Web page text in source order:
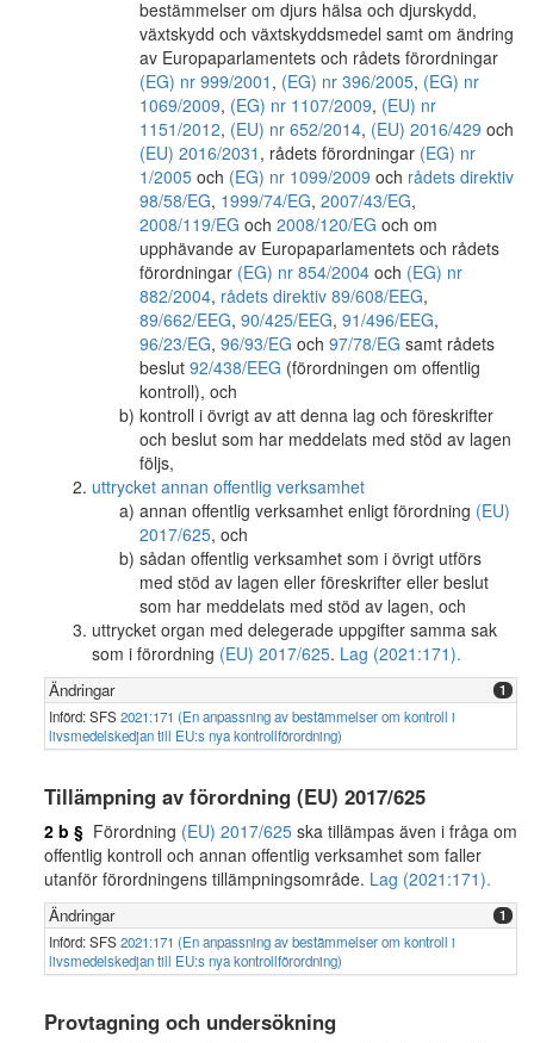
bestämmelser om djurs hälsa och djurskydd,
växtskydd och växtskyddsmedel samt om ändring
av Europaparlamentets och rådets förordningar
(EG) nr 999/2001 , (EG) nr 396/2005, (EG) nr
1069/2009, (EG) nr 1107/2009, (EU) nr
1151/2012, (EU) nr 652/2014, (EU) 2016/429 och
(EU) 2016/2031 , rådets förordningar (EG) nr
1/2005 och (EG) nr 1099/2009 och rådets direktiv
98/58/EG, 1999/74/EG, 2007/43/EG,
2008/119/EG och 2008/120/EG och om
upphävande av Europaparlamentets och rådets
förordningar (EG) nr 854/2004 och (EG) nr
882/2004, rådets direktiv 89/608/EEG,
89/662/EEG, 90/425/EEG, 91/496/EEG,
96/23/EG, 96/93/EG och 97/78/EG samt rådets
beslut 92/438/EEG (förordningen om offentlig
kontroll), och
kontroll i övrigt av att denna lag och föreskrifter
och beslut som har meddelats med stöd av lagen
följs,
uttrycket annan offentlig verksamhet
annan offentlig verksamhet enligt förordning (EU)
2017/625, och
sådan offentlig verksamhet som i övrigt utförs
med stöd av lagen eller föreskrifter eller beslut
som har meddelats med stöd av lagen, och
uttrycket organ med delegerade uppgifter samma sak
som i förordning (EU) 2017/625. Lag (2021:171).
Ändringar 1
Införd: SFS2021:171 (En anpassning av bestämmelser om kontroll i
livsmedelskedjan till EU:s nya kontrollförordning)
Tillämpning av förordning (EU) 2017/625
2 b § Förordning (EU) 2017/625 ska tillämpas även i fråga om
offentlig kontroll och annan offentlig verksamhet som faller
utanför förordningens tillämpningsområde. Lag (2021:171).
Ändringar 1
Införd: SFS2021:171 (En anpassning av bestämmelser om kontroll i
livsmedelskedjan till EU:s nya kontrollförordning)
Provtagning och undersökning